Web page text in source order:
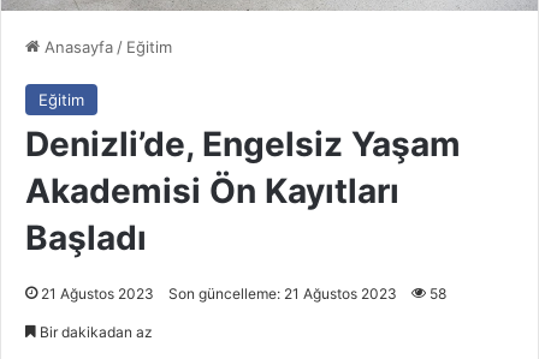
Anasayfa / Eğitim
Eğitim
Denizli’de, Engelsiz Yaşam
Akademisi Ön Kayıtları
Başladı
21 Ağustos 2023 Son güncelleme: 21 Ağustos 2023 58
Bir dakikadan az